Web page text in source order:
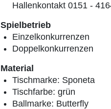
Hallenkontakt 0151 -
Spielbetrieb
Einzelkonkurrenzen
Doppelkonkurrenzen
Material
Tischmarke: Sponeta
Tischfarbe: grün
Ballmarke: Butterfly